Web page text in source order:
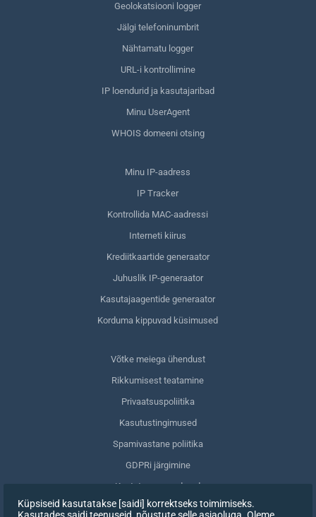
Geolokatsiooni logger
Jälgi telefoninumbrit
Nähtamatu logger
URL-i kontrollimine
IP loendurid ja kasutajaribad
Minu UserAgent
WHOIS domeeni otsing
Minu IP-aadress
IP Tracker
Kontrollida MAC-aadressi
Interneti kiirus
Krediitkaartide generaator
Juhuslik IP-generaator
Kasutajaagentide generaator
Korduma kippuvad küsimused
Võtke meiega ühendust
Rikkumisest teatamine
Privaatsuspoliitika
Kasutustingimused
Spamivastane poliitika
GDPRi järgimine
Kustuta oma andmed
Nõusoleku tagasivõtmine
Küpsiseid kasutatakse [saidi] korrektseks toimimiseks.